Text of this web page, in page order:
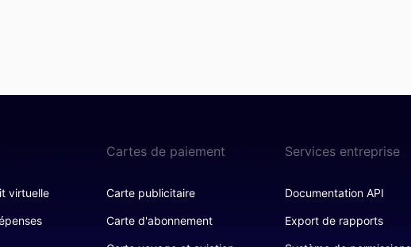
virtuelle
Cartes de paiement
Carte publicitaire
Carte d'abonnement
Services entreprise
Documentation API
Export de rapports